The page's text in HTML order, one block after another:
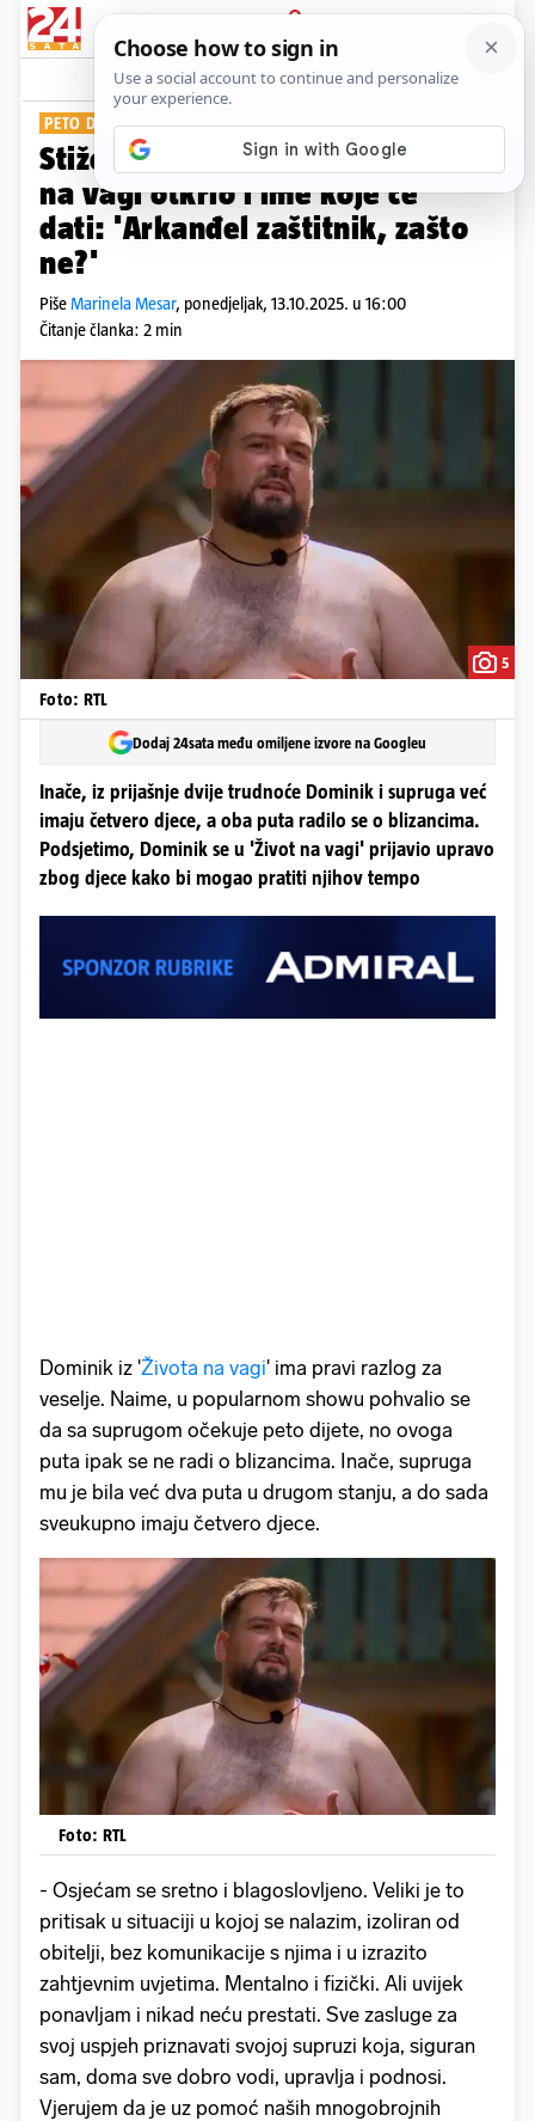
PRIJAVA
Show Komentari
PETO DIJETE JE NA PUTU
Stiže prinova! Dominik iz Života
na vagi otkrio i ime koje će
dati: 'Arkanđel zaštitnik, zašto
ne?'
PišeMarinela Mesar, ponedjeljak, 13.10.2025. u 16:00
Čitanje članka: 2 min
5
Foto: RTL
Dodaj 24sata među omiljene izvore na Googleu
Inače, iz prijašnje dvije trudnoće Dominik i supruga već
imaju četvero djece, a oba puta radilo se o blizancima.
Podsjetimo, Dominik se u 'Život na vagi' prijavio upravo
zbog djece kako bi mogao pratiti njihov tempo
Dominik iz 'Života na vagi' ima pravi razlog za
veselje. Naime, u popularnom showu pohvalio se
da sa suprugom očekuje peto dijete, no ovoga
puta ipak se ne radi o blizancima. Inače, supruga
mu je bila već dva puta u drugom stanju, a do sada
sveukupno imaju četvero djece.
Foto: RTL
- Osjećam se sretno i blagoslovljeno. Veliki je to
pritisak u situaciji u kojoj se nalazim, izoliran od
obitelji, bez komunikacije s njima i u izrazito
zahtjevnim uvjetima. Mentalno i fizički. Ali uvijek
ponavljam i nikad neću prestati. Sve zasluge za
svoj uspjeh priznavati svojoj supruzi koja, siguran
sam, doma sve dobro vodi, upravlja i podnosi.
Vjerujem da je uz pomoć naših mnogobrojnih